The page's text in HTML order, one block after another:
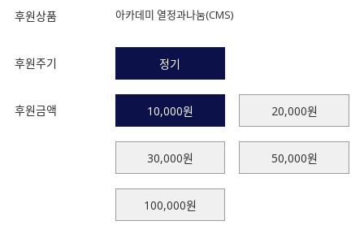
후원상품 아카데미 열정과나눔(CMS)
후원주기 정기
후원금액 10,000원 20,000원
30,000원 50,000원
100,000원